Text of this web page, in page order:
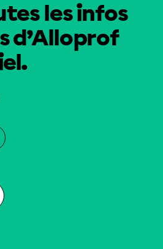
les infos
d’Alloprof